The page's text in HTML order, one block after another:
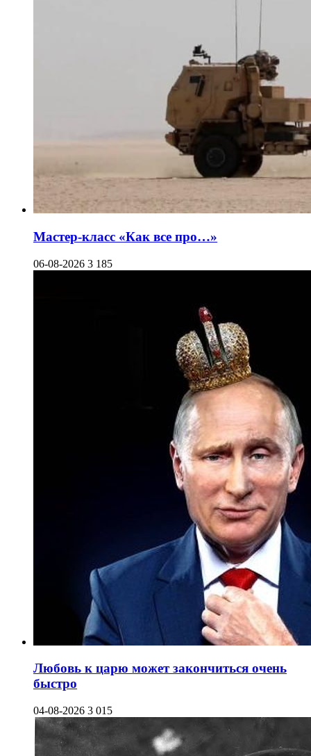
Мастер-класс «Как все про…»
06-08-2026 3 185
Любовь к царю может закончиться очень
быстро
04-08-2026 3 015